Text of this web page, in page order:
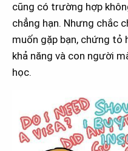
cũng có trường hợp
chẳng hạn. Nhưng chắc
muốn gặp bạn, chứng tỏ
khả năng và con người
học.